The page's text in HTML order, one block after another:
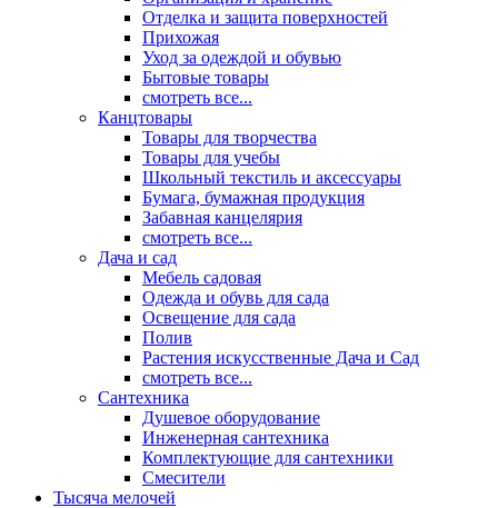
Отделка и защита поверхностей
Прихожая
Уход за одеждой и обувью
Бытовые товары
смотреть все...
Канцтовары
Товары для творчества
Товары для учебы
Школьный текстиль и аксессуары
Бумага, бумажная продукция
Забавная канцелярия
смотреть все...
Дача и сад
Мебель садовая
Одежда и обувь для сада
Освещение для сада
Полив
Растения искусственные Дача и Сад
смотреть все...
Сантехника
Душевое оборудование
Инженерная сантехника
Комплектующие для сантехники
Смесители
Тысяча мелочей